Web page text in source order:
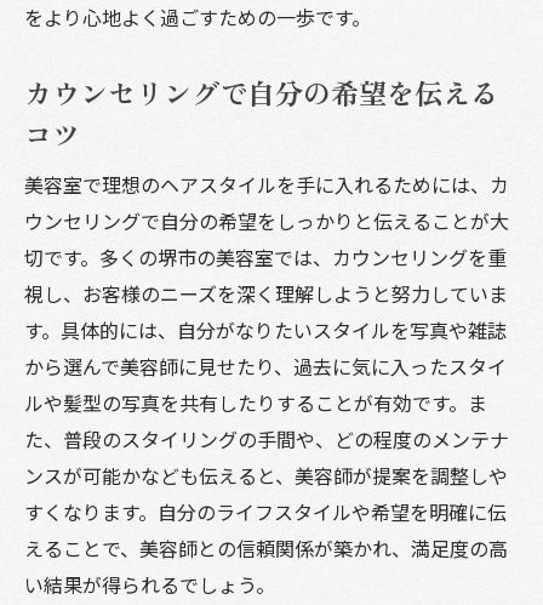
をより心地よく過ごすための一歩です。
カウンセリングで自分の希望を伝える
コツ
美容室で理想のヘアスタイルを手に入れるためには、カ
ウンセリングで自分の希望をしっかりと伝えることが大
切です。多くの堺市の美容室では、カウンセリングを重
視し、お客様のニーズを深く理解しようと努力していま
す。具体的には、自分がなりたいスタイルを写真や雑誌
から選んで美容師に見せたり、過去に気に入ったスタイ
ルや髪型の写真を共有したりすることが有効です。ま
た、普段のスタイリングの手間や、どの程度のメンテナ
ンスが可能かなども伝えると、美容師が提案を調整しや
すくなります。自分のライフスタイルや希望を明確に伝
えることで、美容師との信頼関係が築かれ、満足度の高
い結果が得られるでしょう。